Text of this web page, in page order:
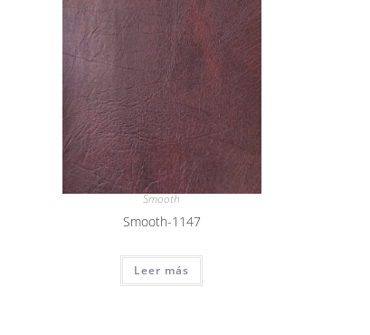
Smooth
Smooth-1147
Leer más